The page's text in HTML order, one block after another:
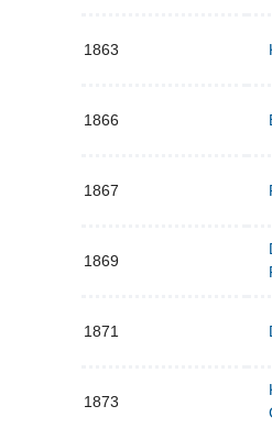
1863
1866
1867
1869
1871
1873